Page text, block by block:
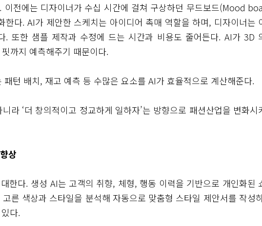
이전에는 디자이너가 수십 시간에 걸쳐 구상하던 무드보드(Mood
다. AI가 제안한 스케치는 아이디어 촉매 역할을 하며, 디자이너는
. 또한 샘플 제작과 수정에 드는 시간과 비용도 줄어든다. AI가 3D
까지 예측해주기 때문이다.
턴 배치, 재고 예측 등 수많은 요소를 AI가 효율적으로 계산해준다.
라 ‘더 창의적이고 정교하게 일하자’는 방향으로 패션산업을 변화시
상
한다. 생성 AI는 고객의 취향, 체형, 행동 이력을 기반으로 개인화된
른 색상과 스타일을 분석해 자동으로 맞춤형 스타일 제안서를 작성
다.